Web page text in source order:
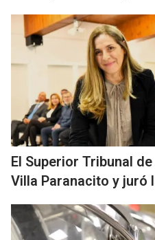
El Superior Tribunal
Villa Paranacito y juró